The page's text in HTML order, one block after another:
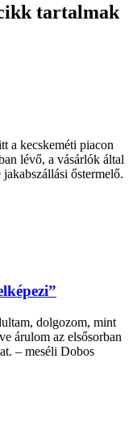
tartalmak
a kecskeméti piacon
lévő, a vásárlók által
őstermelő.
dolgozom, mint
árulom az elsősorban
– meséli Dobos